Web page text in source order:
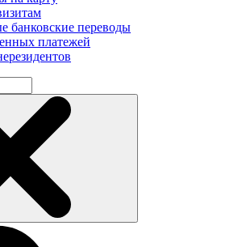
банковские переводы
платежей